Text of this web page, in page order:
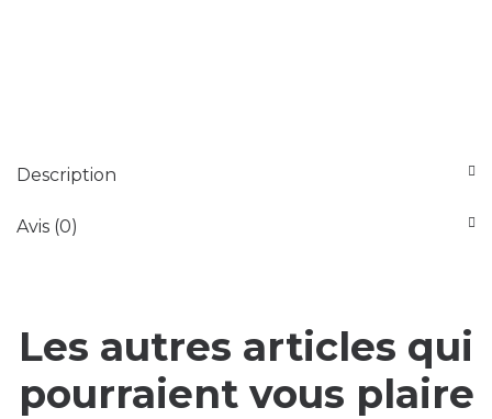
Description
Avis (0)
Les autres articles qui
pourraient vous plaire